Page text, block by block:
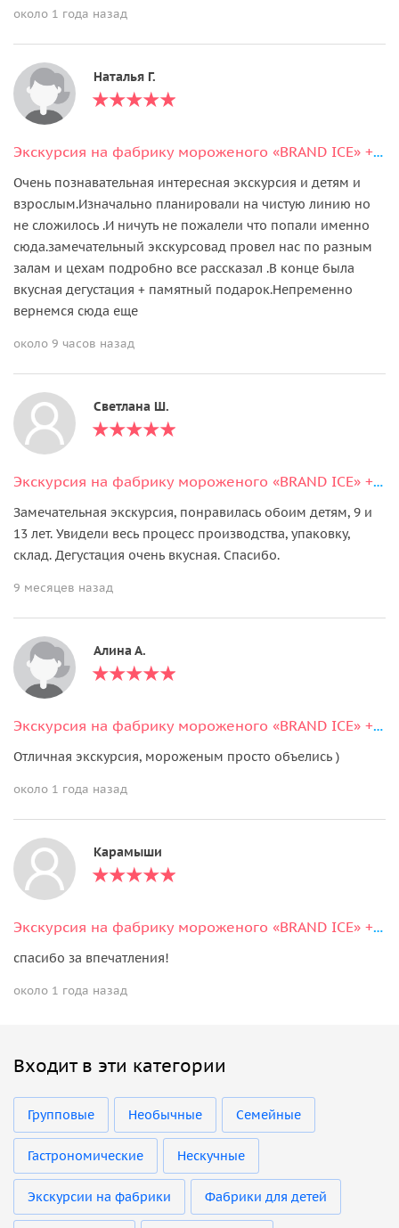
около 1 года назад
Наталья Г.
Экскурсия на фабрику мороженого «BRAND ICE» + дегустация мороженого
Очень познавательная интересная экскурсия и детям и
взрослым.Изначально планировали на чистую линию но
не сложилось .И ничуть не пожалели что попали именно
сюда.замечательный экскурсовад провел нас по разным
залам и цехам подробно все рассказал .В конце была
вкусная дегустация + памятный подарок.Непременно
вернемся сюда еще
около 9 часов назад
Светлана Ш.
Экскурсия на фабрику мороженого «BRAND ICE» + дегустация мороженого
Замечательная экскурсия, понравилась обоим детям, 9 и
13 лет. Увидели весь процесс производства, упаковку,
склад. Дегустация очень вкусная. Спасибо.
9 месяцев назад
Алина А.
Экскурсия на фабрику мороженого «BRAND ICE» + дегустация мороженого
Отличная экскурсия, мороженым просто объелись )
около 1 года назад
Карамыши
Экскурсия на фабрику мороженого «BRAND ICE» + дегустация мороженого
спасибо за впечатления!
около 1 года назад
Входит в эти категории
Групповые Необычные Семейные
Гастрономические Нескучные
Экскурсии на фабрики Фабрики для детей